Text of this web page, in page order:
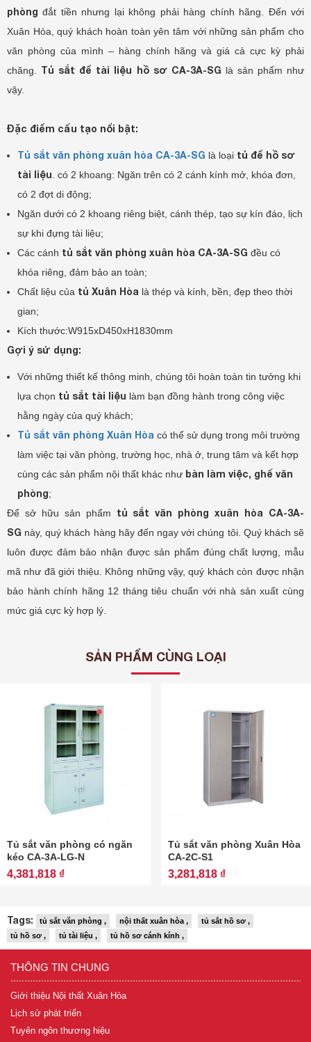
phòng đắt tiền nhưng lại không phải hàng chính hãng. Đến với
Xuân Hòa, quý khách hoàn toàn yên tâm với những sản phẩm cho
văn phòng của mình – hàng chính hãng và giá cả cực kỳ phải
chăng. Tủ sắt để tài liệu hồ sơ CA-3A-SG là sản phẩm như
vậy.
Đặc điểm cấu tạo nổi bật:
Tủ sắt văn phòng xuân hòa CA-3A-SG là loại tủ để hồ sơ
tài liệu. có 2 khoang: Ngăn trên có 2 cánh kính mở, khóa đơn,
có 2 đợt di động;
Ngăn dưới có 2 khoang riêng biệt, cánh thép, tạo sự kín đáo, lịch
sự khi đựng tài liệu;
Các cánh tủ sắt văn phòng xuân hòa CA-3A-SG đều có
khóa riêng, đảm bảo an toàn;
Chất liệu của tủ Xuân Hòa là thép và kính, bền, đẹp theo thời
gian;
Kích thước:W915xD450xH1830mm
Gợi ý sử dụng:
Với những thiết kế thông minh, chúng tôi hoàn toàn tin tưởng khi
lựa chọn tủ sắt tài liệu làm bạn đồng hành trong công việc
hằng ngày của quý khách;
Tủ sắt văn phòng Xuân Hòa có thể sử dụng trong môi trường
làm việc tại văn phòng, trường học, nhà ở, trung tâm và kết hợp
cùng các sản phẩm nội thất khác như bàn làm việc, ghế văn
phòng;
Để sở hữu sản phẩm tủ sắt văn phòng xuân hòa CA-3A-
SG này, quý khách hàng hãy đến ngay với chúng tôi. Quý khách sẽ
luôn được đảm bảo nhận được sản phẩm đúng chất lượng, mẫu
mã như đã giới thiệu. Không những vậy, quý khách còn được nhận
bảo hành chính hãng 12 tháng tiêu chuẩn với nhà sản xuất cùng
mức giá cực kỳ hợp lý.
SẢN PHẨM CÙNG LOẠI
Tủ sắt văn phòng có ngăn
kéo CA-3A-LG-N
4,381,818 ₫
Tủ sắt văn phòng Xuân Hòa
CA-2C-S1
3,281,818 ₫
Tags: tủ sắt văn phòng , nội thất xuân hòa ,
tủ sắt hồ sơ ,
tủ hồ sơ ,
tủ tài liệu , tủ hồ sơ cánh kính ,
THÔNG TIN CHUNG
Giới thiệu Nội thất Xuân Hòa
Lịch sử phát triển
Tuyên ngôn thương hiệu